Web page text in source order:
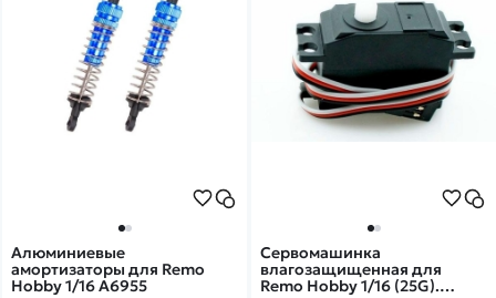
Сервомашинка
влагозащищенная для
Remo Hobby 1/16 (25G).
Алюминиевые
амортизаторы для Remo
Hobby 1/16 A6955